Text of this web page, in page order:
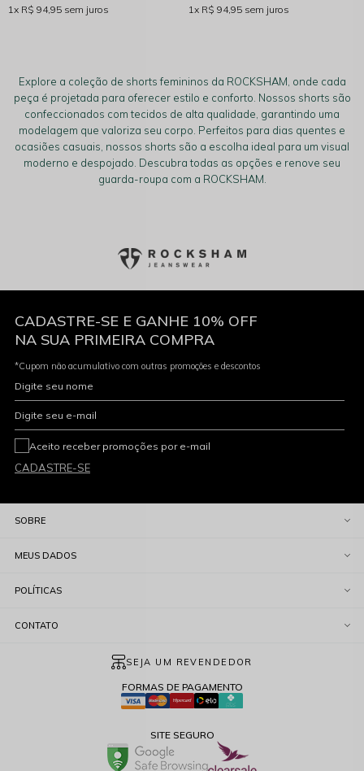
1x R$ 94,95 sem juros
1x R$ 94,95 sem juros
Explore a coleção de shorts femininos da ROCKSHAM, onde cada
peça é projetada para oferecer estilo e conforto. Nossos shorts são
confeccionados com tecidos de alta qualidade, garantindo uma
modelagem que valoriza seu corpo. Perfeitos para dias quentes e
ocasiões casuais, nossos shorts são a escolha ideal para um visual
moderno e despojado. Descubra todas as opções e renove seu
guarda-roupa com a ROCKSHAM.
CADASTRE-SE E GANHE 10% OFF
NA SUA PRIMEIRA COMPRA
*Cupom não acumulativo com outras promoções e descontos
Digite seu nome
Digite seu e-mail
CADASTRE-SE
Aceito receber promoções por e-mail
SOBRE
MEUS DADOS
POLÍTICAS
CONTATO
FORMAS DE PAGAMENTO
SITE SEGURO
SEJA UM REVENDEDOR